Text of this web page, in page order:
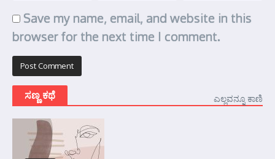
Save my name, email, and website in this
browser for the next time I comment.
ಸಣ್ಣ ಕಥೆ ಎಲ್ಲವನ್ನೂ ಕಾಣಿ